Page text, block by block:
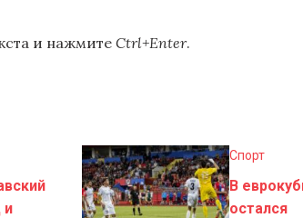
и нажмите Ctrl+Enter.
и
Спорт
В
остался